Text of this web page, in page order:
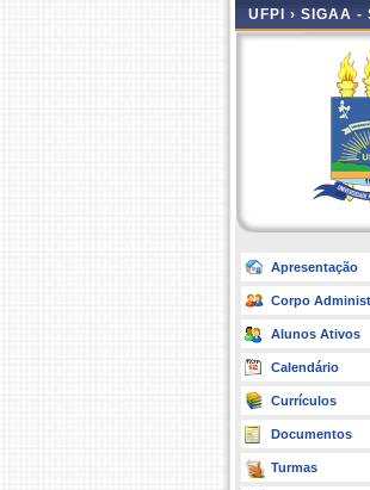
UFPI › SIGAA -
Apresentação
Corpo
Alunos Ativos
Calendário
Currículos
Documentos
Turmas